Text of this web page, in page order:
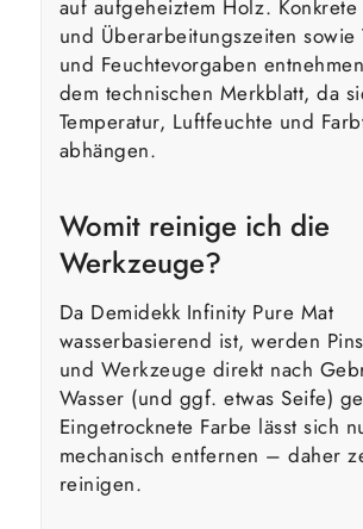
auf aufgeheiztem Holz. Konkrete
und Überarbeitungszeiten sowie
und Feuchtevorgaben
dem technischen Merkblatt, da
Temperatur, Luftfeuchte und
abhängen.
Womit reinige ich die
Werkzeuge?
Da Demidekk Infinity Pure Mat
wasserbasierend ist, werden
und Werkzeuge direkt nach
Wasser (und ggf. etwas Seife)
Eingetrocknete Farbe lässt sich
mechanisch entfernen – daher
reinigen.